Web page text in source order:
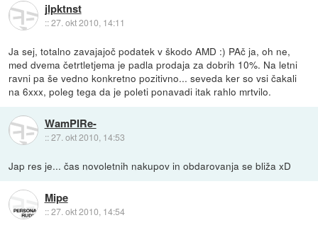
jlpktnst
::27. okt 2010, 14:11
Ja sej, totalno zavajajoč podatek v škodo AMD :) PAč ja, oh ne,
med dvema četrtletjema je padla prodaja za dobrih 10%. Na letni
ravni pa še vedno konkretno pozitivno... seveda ker so vsi čakali
na 6xxx, poleg tega da je poleti ponavadi itak rahlo mrtvilo.
WamPIRe-
::27. okt 2010, 14:53
Jap res je... čas novoletnih nakupov in obdarovanja se bliža xD
Mipe
::27. okt 2010, 14:54